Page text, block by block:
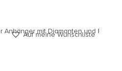
Auf meine Wunschliste